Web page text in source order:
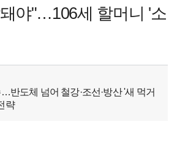
야"…106세 할머니 '소
반도체 넘어 철강·조선·방산 '새 먹거
략